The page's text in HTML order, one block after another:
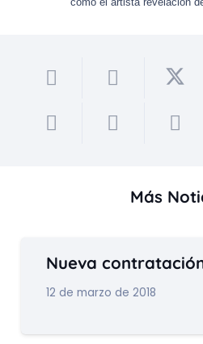
Más
Nueva
12 de marzo de 2018